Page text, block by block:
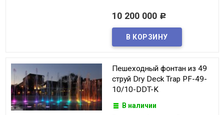
10 200 000 Р
Пешеходный фонтан из 49
струй Dry Deck Trap PF-49-
10/10-DDT-K
В наличии